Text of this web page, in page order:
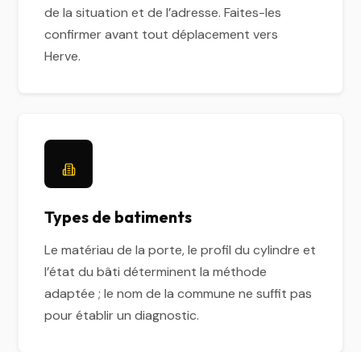
de la situation et de l’adresse. Faites-les
confirmer avant tout déplacement vers
Herve.
Types de batiments
Le matériau de la porte, le profil du cylindre et
l’état du bâti déterminent la méthode
adaptée ; le nom de la commune ne suffit pas
pour établir un diagnostic.